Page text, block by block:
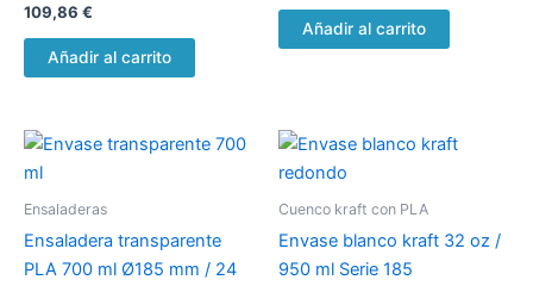
109,86 €
Añadir al carrito
Añadir al carrito
Ensaladeras
Ensaladera transparente
PLA 700 ml Ø185 mm / 24
Cuenco kraft con PLA
Envase blanco kraft 32 oz /
950 ml Serie 185